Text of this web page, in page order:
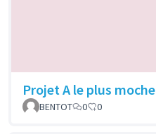
Projet A le plus moche
BENTOT 0 0